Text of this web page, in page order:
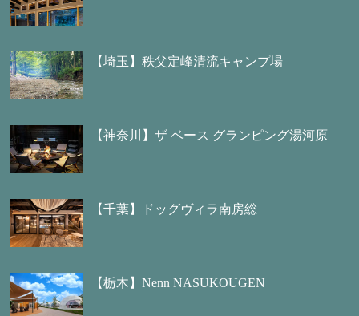
【埼玉】秩父定峰清流キャンプ場
【神奈川】ザ ベース グランピング湯河原
【千葉】ドッグヴィラ南房総
【栃木】Nenn NASUKOUGEN